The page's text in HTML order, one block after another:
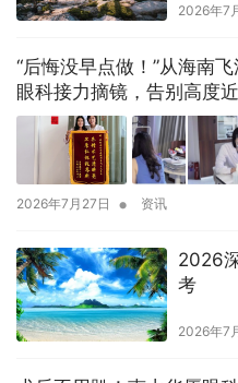
2026年7
“后悔没早点做！”从海南
眼科接力摘镜，告别高度
2026年7月27日 • 资讯
2026
考
2026年7